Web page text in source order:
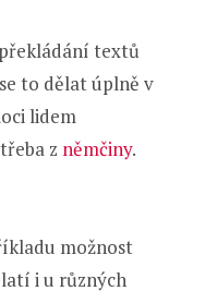
textů
to dělat úplně v
lidem
z němčiny.
možnost
i u různých